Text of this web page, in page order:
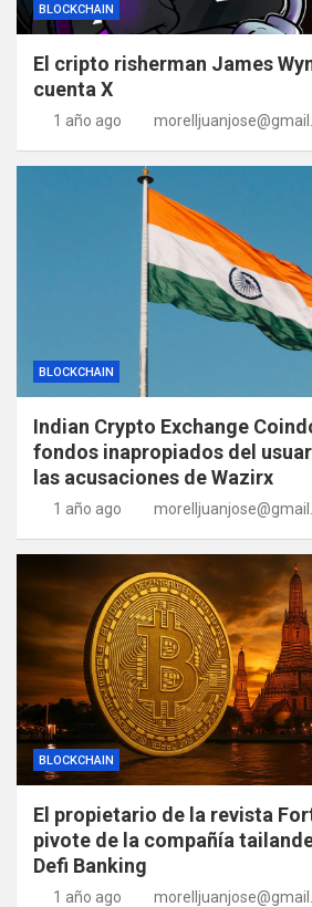
BLOCKCHAIN
El cripto risherman James
cuenta X
1 año ago
BLOCKCHAIN
Indian Crypto Exchange
fondos inapropiados del
las acusaciones de Wazirx
1 año ago
BLOCKCHAIN
El propietario de la revista
pivote de la compañía
Defi Banking
1 año ago